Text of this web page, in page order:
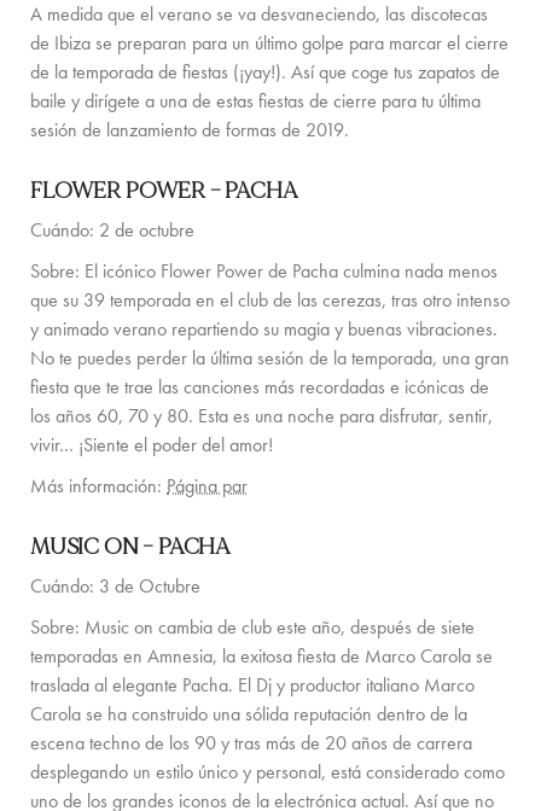
SANTA EULALIA
IBIZA CIUDAD
INSPIRACIÓN
ALQUILER DE COCHES
SERVICIOS PRIVADOS DE CHEF Y COCTELERÍA
EXPERIENCIAS PARA FAMILIA
CONCIERGE
GUÍA DE LA ISLA
NOTICIAS
NOSOTROS
NOSOTROS
PROPIETARIOS DE VILLAS
PARA TODA LA FAMILIA
SOSTENIBILIDAD
A medida que el verano se va desvaneciendo, las discotecas
de Ibiza se preparan para un último golpe para marcar el cierre
de la temporada de fiestas (¡yay!). Así que coge tus zapatos de
baile y dirígete a una de estas fiestas de cierre para tu última
sesión de lanzamiento de formas de 2019.
FLOWER POWER – PACHA
Cuándo: 2 de octubre
Sobre: El icónico Flower Power de Pacha culmina nada menos
que su 39 temporada en el club de las cerezas, tras otro intenso
y animado verano repartiendo su magia y buenas vibraciones.
No te puedes perder la última sesión de la temporada, una gran
fiesta que te trae las canciones más recordadas e icónicas de
los años 60, 70 y 80. Esta es una noche para disfrutar, sentir,
vivir… ¡Siente el poder del amor!
Más información: Página par
MUSIC ON – PACHA
Cuándo: 3 de Octubre
Sobre: Music on cambia de club este año, después de siete
temporadas en Amnesia, la exitosa fiesta de Marco Carola se
traslada al elegante Pacha. El Dj y productor italiano Marco
Carola se ha construido una sólida reputación dentro de la
escena techno de los 90 y tras más de 20 años de carrera
desplegando un estilo único y personal, está considerado como
uno de los grandes iconos de la electrónica actual. Así que no